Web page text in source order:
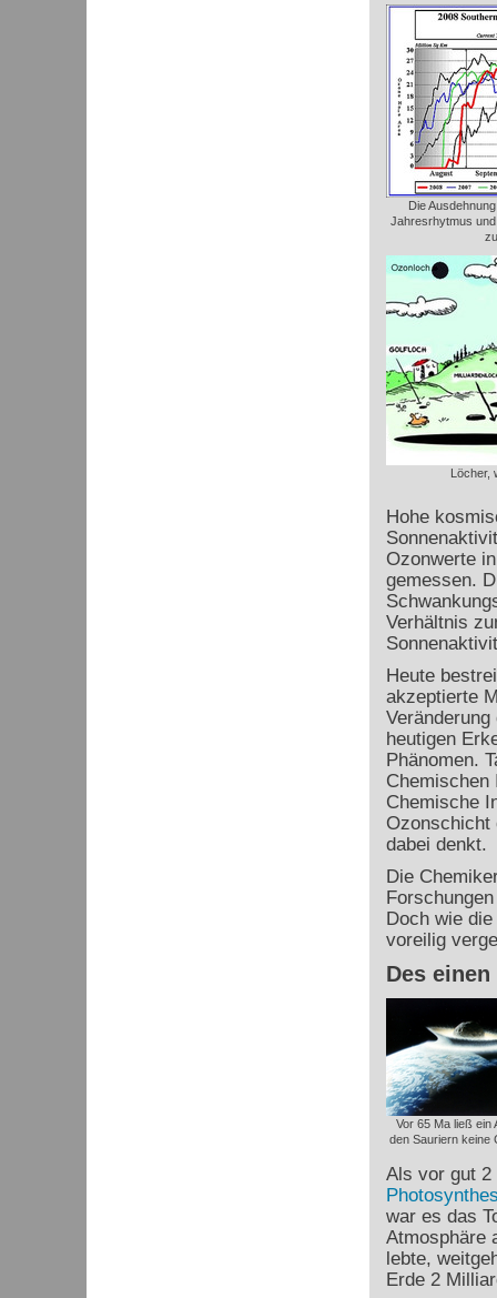
Die
Jahresrhytmus
Löcher,
Hohe
Ozonwerte
gemessen.
Verhältnis
Heute
akzeptierte
heutigen
Phänomen.
Chemischen
Chemische
Ozonschicht
dabei denkt.
Die
Doch wie
voreilig
Des
Vor 65 Ma ließ ein
den Sauriern keine
Als vor gut 2
war es das
Atmosphäre
lebte,
Erde 2